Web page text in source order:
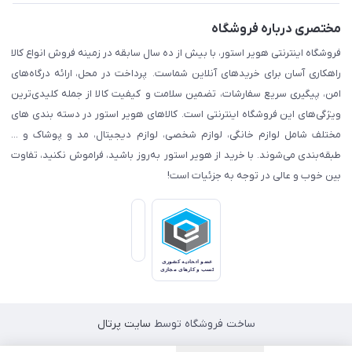
مختصری درباره فروشگاه
فروشگاه اینترنتی هویر استور، با بیش از ده سال سابقه در زمینه فروش انواع کالا
راهکاری آسان برای خریدهای آنلاین شماست. پرداخت در محل، ارائه درگاه‌های
امن، پیگیری سریع سفارشات، تضمین سلامت و کیفیت کالا از جمله کلیدی‌ترین
ویژگی‌های این فروشگاه اینترنتی است. کالاهای هویر استور در دسته بندی های
مختلف شامل لوازم خانگی، لوازم شخصی، لوازم دیجیتال، مد و پوشاک و ...
طبقه‌بندی می‌شوند. با خرید از هویر استور به‌روز باشید، فراموش نکنید، تفاوت
بین خوب و عالی در توجه به جزئیات است!
ساخت فروشگاه توسط سایت پرتال